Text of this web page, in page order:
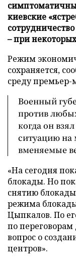
киевские
– при
Режим
сохраняется,
среду
Военный
против
когда он
ситуацию на
вменяемые
«На сегодня
блокады. Но
снятию
режима
Цыпкалов. По
по
вопрос о
центров».